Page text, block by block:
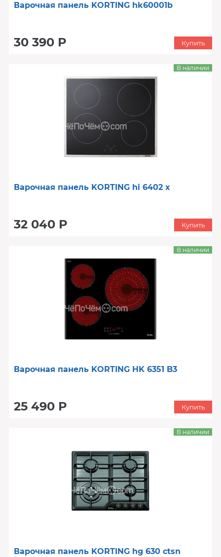
Варочная панель KORTING hk60001b
30 390 Р Купить
Варочная панель KORTING hi 6402 x
32 040 Р
В наличии
Купить
Варочная панель KORTING HK 6351 B3
25 490 Р
В наличии
Купить
Варочная панель KORTING hg 630 ctsn
В наличии